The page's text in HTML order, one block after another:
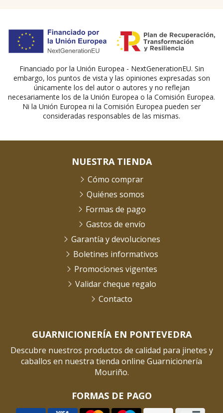
Financiado por la Unión Europea - NextGenerationEU. Sin
embargo, los puntos de vista y las opiniones expresadas son
únicamente los del autor o autores y no reflejan
necesariamente los de la Unión Europea o la Comisión Europea.
Ni la Unión Europea ni la Comisión Europea pueden ser
consideradas responsables de las mismas.
GUARNICIONERÍA EN PONTEVEDRA
Descubre nuestros productos de calidad para jinetes y
caballos en nuestra tienda online Guarnicionería
Mouriño.
FORMAS DE PAGO
NUESTRA TIENDA
Cómo comprar
Quiénes somos
Formas de pago
Gastos de envío
Garantía y devoluciones
Boletines informativos
Promociones vigentes
Validar cheque regalo
Contacto